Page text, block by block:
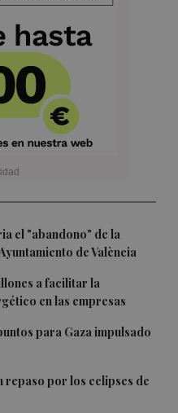
el "abandono" de la
de València
a facilitar la
en las empresas
para Gaza impulsado
repaso por los eclipses de